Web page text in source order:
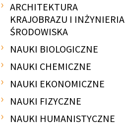
ARCHITEKTURA
KRAJOBRAZU I INŻYNIERIA
ŚRODOWISKA
NAUKI BIOLOGICZNE
NAUKI CHEMICZNE
NAUKI EKONOMICZNE
NAUKI FIZYCZNE
NAUKI HUMANISTYCZNE